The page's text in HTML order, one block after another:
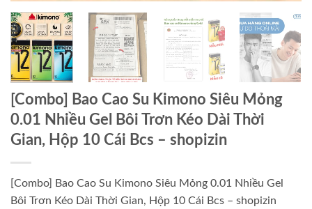
[Combo] Bao Cao Su Kimono Siêu Mỏng
0.01 Nhiều Gel Bôi Trơn Kéo Dài Thời
Gian, Hộp 10 Cái Bcs – shopizin
[Combo] Bao Cao Su Kimono Siêu Mỏng 0.01 Nhiều Gel
Bôi Trơn Kéo Dài Thời Gian, Hộp 10 Cái Bcs – shopizin